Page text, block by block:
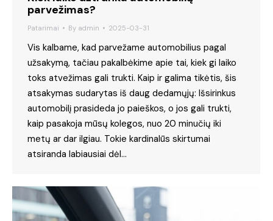
parvežimas?
Patarimai By admin 2025-03-31
Vis kalbame, kad parvežame automobilius pagal
užsakymą, tačiau pakalbėkime apie tai, kiek gi laiko
toks atvežimas gali trukti. Kaip ir galima tikėtis, šis
atsakymas sudarytas iš daug dedamųjų: Išsirinkus
automobilį prasideda jo paieškos, o jos gali trukti,
kaip pasakoja mūsų kolegos, nuo 20 minučių iki
metų ar dar ilgiau. Tokie kardinalūs skirtumai
atsiranda labiausiai dėl…